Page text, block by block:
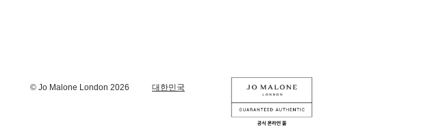
대한민국
© Jo Malone London 2026